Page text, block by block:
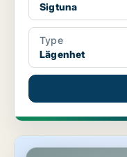
Sigtuna
Type
Lägenhet
Hus i Sigtuna